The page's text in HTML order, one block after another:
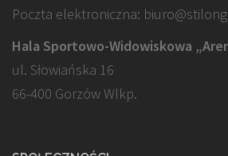
Poczta elektroniczna:
Hala Sportowo-Widowiskowa
ul. Słowiańska 16
66-400 Gorzów Wlkp.